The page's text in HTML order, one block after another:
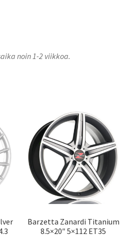
noin 1-2 viikkoa.
Barzetta Zanardi Titanium
8.5×20″ 5×112 ET35